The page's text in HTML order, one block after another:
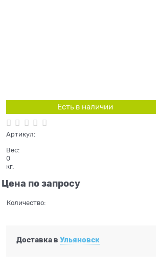
Есть в наличии
Артикул:
Вес:
0
кг.
Цена по запросу
Количество:
Доставка в Ульяновск